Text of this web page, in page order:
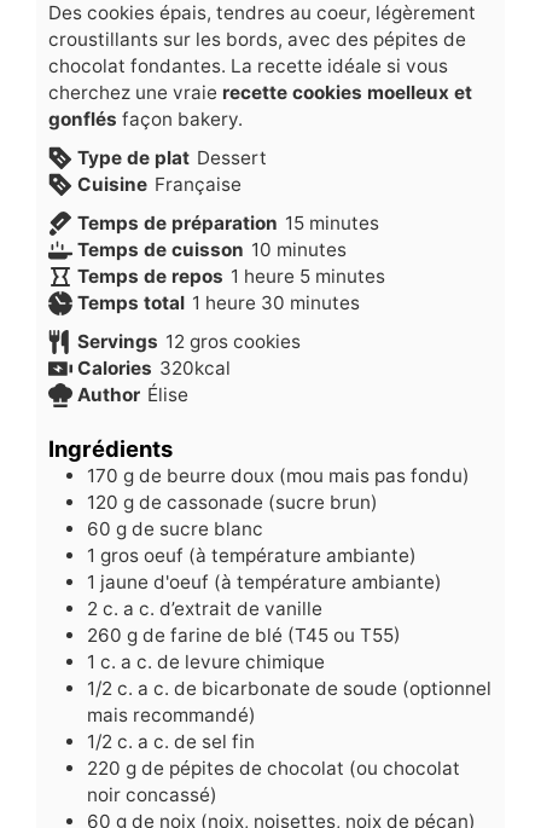
Des cookies épais, tendres au coeur, légèrement
croustillants sur les bords, avec des pépites de
chocolat fondantes. La recette idéale si vous
cherchez une vraie recette cookies moelleux et
gonflés façon bakery.
Type de plat Dessert
Cuisine Française
Temps de préparation 15minutes
minutes
Temps de cuisson 10minutes
minutes
Temps de repos 1 heure
heure 5minutes
minutes
Temps total 1 heure
heure 30minutes
minutes
Servings 12 gros cookies
Calories 320kcal
Author Élise
Ingrédients
170 g de beurre doux (mou mais pas fondu)
120 g de cassonade (sucre brun)
60 g de sucre blanc
1 gros oeuf (à température ambiante)
1 jaune d'oeuf (à température ambiante)
2 c. a c. d’extrait de vanille
260 g de farine de blé (T45 ou T55)
1 c. a c. de levure chimique
1/2 c. a c. de bicarbonate de soude (optionnel
mais recommandé)
1/2 c. a c. de sel fin
220 g de pépites de chocolat (ou chocolat
noir concassé)
60 g de noix (noix, noisettes, noix de pécan)